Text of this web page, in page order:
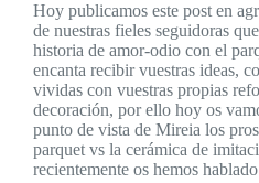
Hoy publicamos este post en
de nuestras fieles seguidoras
historia de amor-odio con el
encanta recibir vuestras ideas,
vividas con vuestras propias
decoración, por ello hoy os
punto de vista de Mireia los
parquet vs la cerámica de
recientemente os hemos